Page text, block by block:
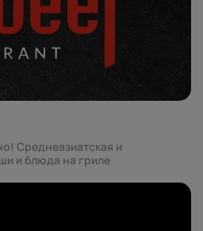
Среднеазиатская и
и блюда на гриле